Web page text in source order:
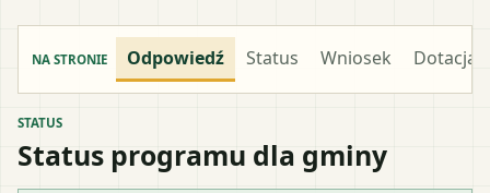
NA STRONIE Odpowiedź Status Wniosek Dotacja
STATUS
Status programu dla gminy